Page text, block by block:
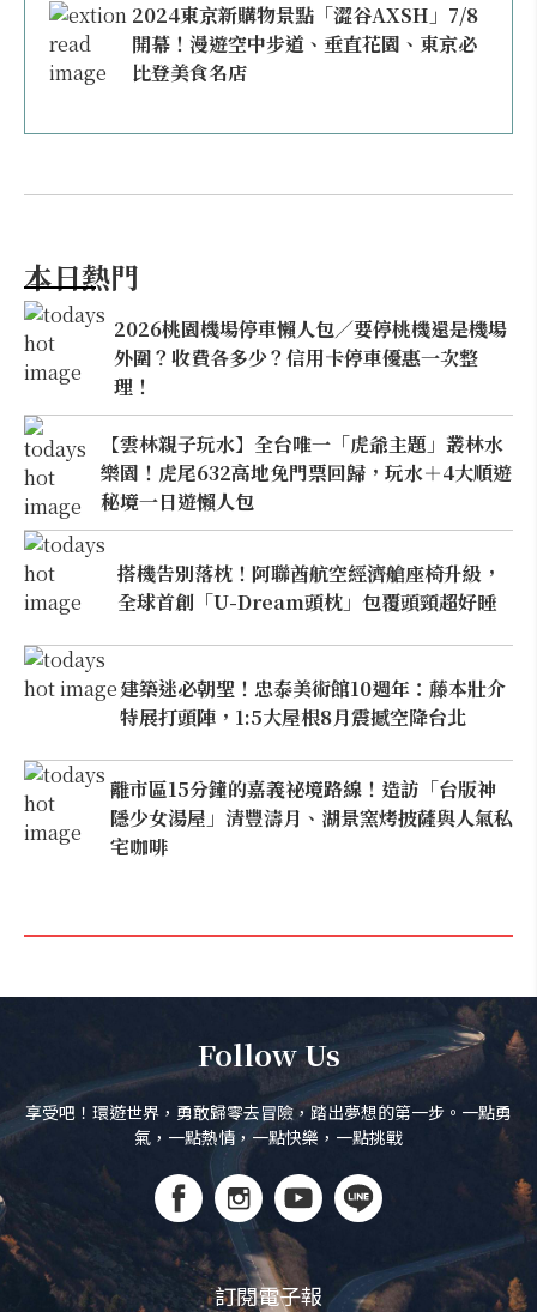
2024東京新購物景點「澀谷AXSH」7/8
開幕！漫遊空中步道、垂直花園、東京必
比登美食名店
本日熱門
2026桃園機場停車懶人包／要停桃機還是機場
外圍？收費各多少？信用卡停車優惠一次整
理！
【雲林親子玩水】全台唯一「虎爺主題」叢林水
樂園！虎尾632高地免門票回歸，玩水＋4大順遊
秘境一日遊懶人包
搭機告別落枕！阿聯酋航空經濟艙座椅升級，
全球首創「U-Dream頭枕」包覆頭頸超好睡
建築迷必朝聖！忠泰美術館10週年：藤本壯介
特展打頭陣，1:5大屋根8月震撼空降台北
離市區15分鐘的嘉義祕境路線！造訪「台版神
隱少女湯屋」清豐濤月、湖景窯烤披薩與人氣私
宅咖啡
Follow Us
享受吧！環遊世界，勇敢歸零去冒險，踏出夢想的第一步。一點勇
氣，一點熱情，一點快樂，一點挑戰
訂閱電子報